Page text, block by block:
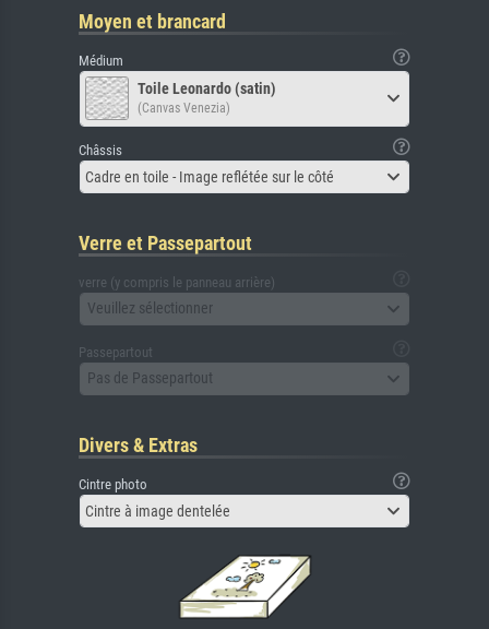
Moyen et brancard
Médium
Toile Leonardo (satin)
(Canvas Venezia)
Châssis
Cadre en toile - Image reflétée sur le côté
Verre et Passepartout
verre (y compris le panneau arrière)
Veuillez sélectionner
Passepartout
Pas de Passepartout
Divers & Extras
Cintre photo
Cintre à image dentelée